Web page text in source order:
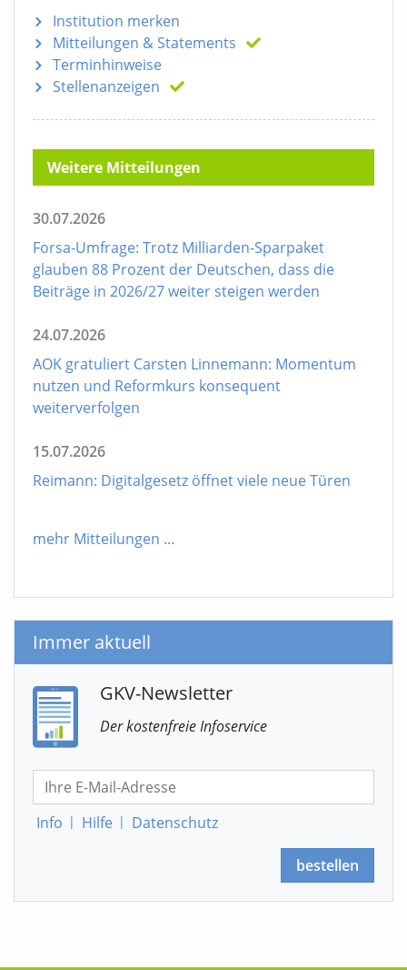
Institution merken
Mitteilungen & Statements
Terminhinweise
Stellenanzeigen
Weitere Mitteilungen
30.07.2026
Forsa-Umfrage: Trotz Milliarden-Sparpaket
glauben 88 Prozent der Deutschen, dass die
Beiträge in 2026/27 weiter steigen werden
24.07.2026
AOK gratuliert Carsten Linnemann: Momentum
nutzen und Reformkurs konsequent
weiterverfolgen
15.07.2026
Reimann: Digitalgesetz öffnet viele neue Türen
mehr Mitteilungen ...
Immer aktuell
GKV-Newsletter
Der kostenfreie Infoservice
Info | Hilfe | Datenschutz
bestellen